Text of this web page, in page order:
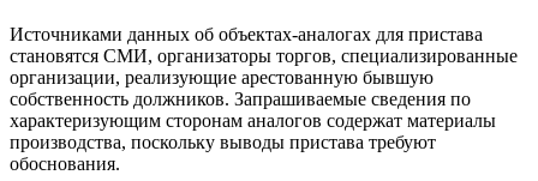
Источниками данных об объектах-аналогах для пристава
становятся СМИ, организаторы торгов, специализированные
организации, реализующие арестованную бывшую
собственность должников. Запрашиваемые сведения по
характеризующим сторонам аналогов содержат материалы
производства, поскольку выводы пристава требуют
обоснования.